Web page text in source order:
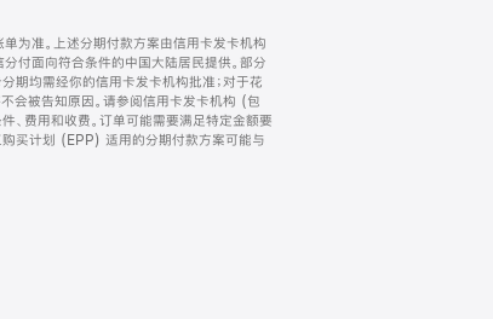
为准。上述分期付款方案由信用卡发卡机构
付面向符合条件的中国大陆居民提供。部分
均需经你的信用卡发卡机构批准；对于花
会被告知原因。请参阅信用卡发卡机构 (包
、费用和收费。订单可能需要满足特定金额要
购买计划 (EPP) 适用的分期付款方案可能与